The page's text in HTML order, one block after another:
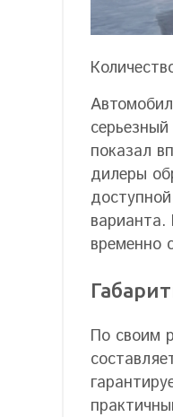
показал
дилеры
варианта.
временно
По своим